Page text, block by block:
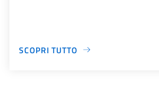
SCOPRI TUTTO